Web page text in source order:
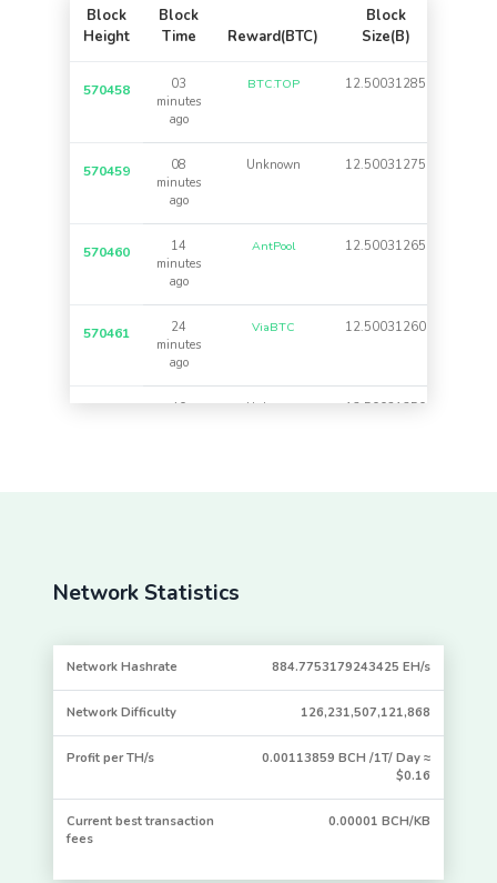
Block
Height
Block
Time
Reward(BTC)
Block
Size(B)
570458
03
minutes
ago
BTC.TOP 12.50031285
570459
08
minutes
ago
Unknown 12.50031275
570460
14
minutes
ago
AntPool 12.50031265
570461
24
minutes
ago
ViaBTC 12.50031260
40
Unknown 12.50031250
14
minutes
570465
14
minutes
BTC.TOP 12.50031232
570467
ago
Bitcoin.com 12.50031228
Network Statistics
Network Hashrate 884.7753179243425 EH/s
Network Difficulty 126,231,507,121,868
Profit per TH/s
0.00113859 BCH /1T/ Day ≈
$0.16
Current best transaction
fees
0.00001 BCH/KB